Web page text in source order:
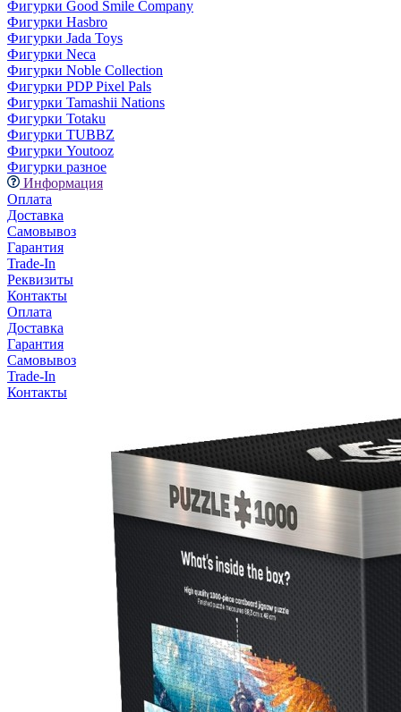
Фигурки Good Smile Company
Фигурки Hasbro
Фигурки Jada Toys
Фигурки Neca
Фигурки Noble Collection
Фигурки PDP Pixel Pals
Фигурки Tamashii Nations
Фигурки Totaku
Фигурки TUBBZ
Фигурки Youtooz
Фигурки разное
Информация
Оплата
Доставка
Самовывоз
Гарантия
Trade-In
Реквизиты
Контакты
Оплата
Доставка
Гарантия
Самовывоз
Trade-In
Контакты